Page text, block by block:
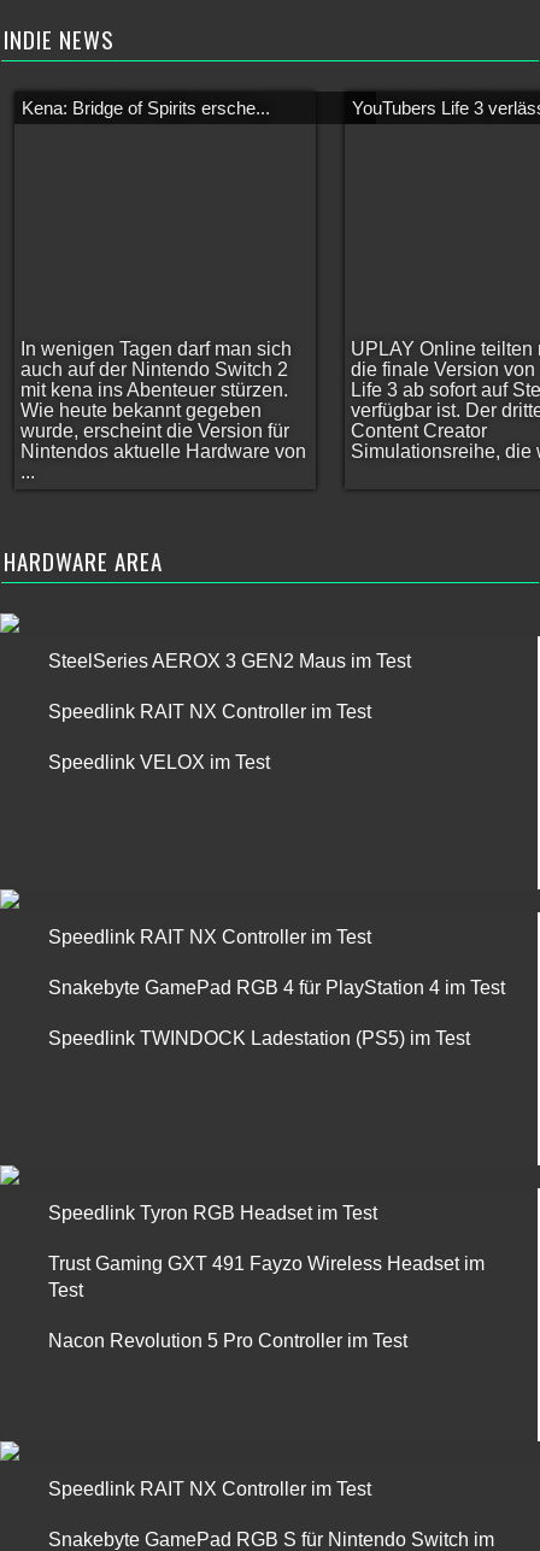
INDIE NEWS
Kena: Bridge of Spirits ersche...
In wenigen Tagen darf man sich
auch auf der Nintendo Switch 2
mit kena ins Abenteuer stürzen.
Wie heute bekannt gegeben
wurde, erscheint die Version für
Nintendos aktuelle Hardware von
...
YouTubers Life 3
UPLAY Online teilten
die finale Version von
Life 3 ab sofort auf
verfügbar ist. Der
Content Creator
Simulationsreihe, die
HARDWARE AREA
SteelSeries AEROX 3 GEN2 Maus im Test
Speedlink RAIT NX Controller im Test
Speedlink VELOX im Test
Speedlink RAIT NX Controller im Test
Snakebyte GamePad RGB 4 für PlayStation 4 im Test
Speedlink TWINDOCK Ladestation (PS5) im Test
Speedlink Tyron RGB Headset im Test
Trust Gaming GXT 491 Fayzo Wireless Headset im
Test
Nacon Revolution 5 Pro Controller im Test
Speedlink RAIT NX Controller im Test
Snakebyte GamePad RGB S für Nintendo Switch im